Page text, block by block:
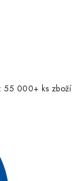
55 000+ ks zboží